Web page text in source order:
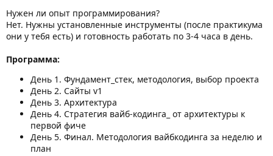
Нужен ли опыт программирования?
Нет. Нужны установленные инструменты (после практикума
они у тебя есть) и готовность работать по 3-4 часа в день.
Программа:
День 1. Фундамент_стек, методология, выбор проекта
День 2. Сайты v1
День 3. Архитектура
День 4. Стратегия вайб-кодинга_ от архитектуры к
первой фиче
День 5. Финал. Методология вайбкодинга за неделю и
план